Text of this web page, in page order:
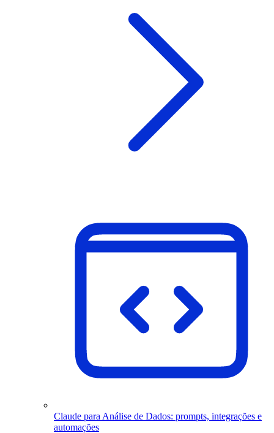
Claude para Análise de Dados: prompts, integrações e
automações